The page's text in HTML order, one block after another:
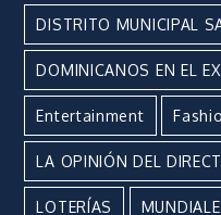
DISTRITO MUNICIPAL
DOMINICANOS EN EL
Entertainment
LA OPINIÓN DEL
LOTERÍAS